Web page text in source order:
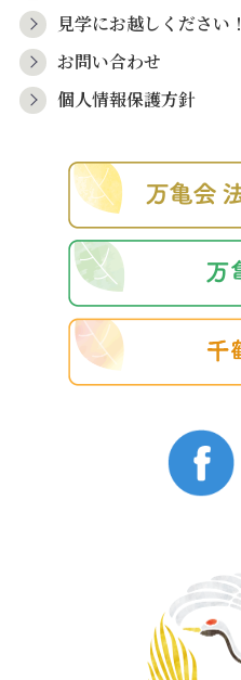
見学にお越しください！
お問い合わせ
個人情報保護方針